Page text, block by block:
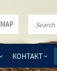
КОНТАКТ
MAP